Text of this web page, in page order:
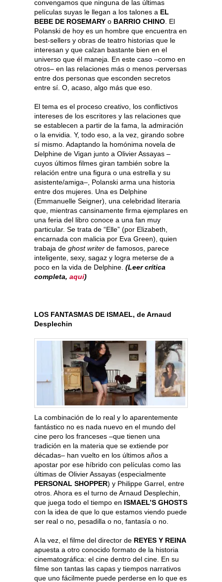
convengamos que ninguna de las últimas
películas suyas le llegan a los talones a EL
BEBE DE ROSEMARY o BARRIO CHINO . El
Polanski de hoy es un hombre que encuentra en
best-sellers y obras de teatro historias que le
interesan y que calzan bastante bien en el
universo que él maneja. En este caso –como en
otros– en las relaciones más o menos perversas
entre dos personas que esconden secretos
entre sí. O, acaso, algo más que eso.
El tema es el proceso creativo, los conflictivos
intereses de los escritores y las relaciones que
se establecen a partir de la fama, la admiración
o la envidia. Y, todo eso, a la vez, girando sobre
sí mismo. Adaptando la homónima novela de
Delphine de Vigan junto a Olivier Assayas –
cuyos últimos filmes giran también sobre la
relación entre una figura o una estrella y su
asistente/amiga–, Polanski arma una historia
entre dos mujeres. Una es Delphine
(Emmanuelle Seigner), una celebridad literaria
que, mientras cansinamente firma ejemplares en
una feria del libro conoce a una fan muy
particular. Se trata de “Elle” (por Elizabeth,
encarnada con malicia por Eva Green), quien
trabaja de ghost writer de famosos, parece
inteligente, sexy, sagaz y logra meterse de a
poco en la vida de Delphine. (Leer crítica
completa, aquí)
LOS FANTASMAS DE ISMAEL, de Arnaud
Desplechin
La combinación de lo real y lo aparentemente
fantástico no es nada nuevo en el mundo del
cine pero los franceses –que tienen una
tradición en la materia que se extiende por
décadas– han vuelto en los últimos años a
apostar por ese híbrido con películas como las
últimas de Olivier Assayas (especialmente
PERSONAL SHOPPER) y Philippe Garrel, entre
otros. Ahora es el turno de Arnaud Desplechin,
que juega todo el tiempo en ISMAEL’S GHOSTS
con la idea de que lo que estamos viendo puede
ser real o no, pesadilla o no, fantasía o no.
A la vez, el filme del director de REYES Y REINA
apuesta a otro conocido formato de la historia
cinematográfica: el cine dentro del cine. En su
filme son tantas las capas y tiempos narrativos
que uno fácilmente puede perderse en lo que es